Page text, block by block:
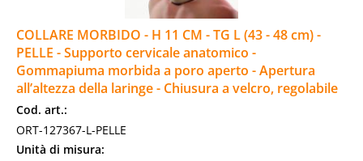
COLLARE MORBIDO - H 11 CM - TG L (43 - 48 cm) -
PELLE - Supporto cervicale anatomico -
Gommapiuma morbida a poro aperto - Apertura
all’altezza della laringe - Chiusura a velcro, regolabile
Cod. art.:
ORT-127367-L-PELLE
Unità di misura: